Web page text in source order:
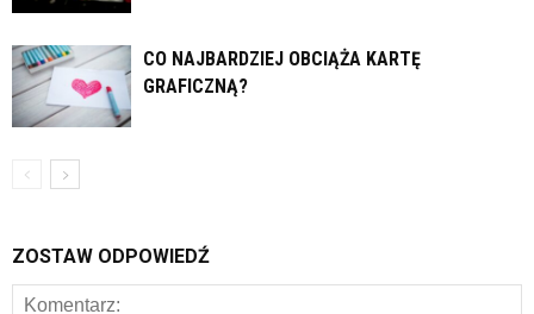
CO NAJBARDZIEJ OBCIĄŻA KARTĘ
GRAFICZNĄ?
ZOSTAW ODPOWIEDŹ